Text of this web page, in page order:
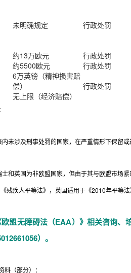
未明确规定
行政处罚
约13万欧元
行政处罚
约5500欧元
行政处罚
6万英镑（精神损害赔
偿）
行政处罚
无上限（经济赔偿）
内未涉及刑事处罚的国家，在严重情形下保留或
士和英国为非欧盟国家，但由于其与欧盟市场
残疾人平等法》，英国适用于《2010年平等法
盟无障碍法（EAA）》相关咨询、
）。
料（部分）：